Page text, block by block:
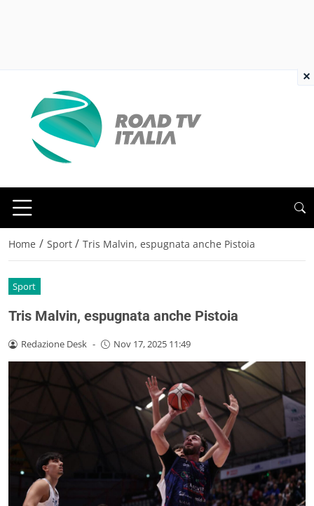
Home / Sport / Tris Malvin, espugnata anche Pistoia
Sport
Tris Malvin, espugnata anche Pistoia
Redazione Desk - Nov 17, 2025 11:49
×